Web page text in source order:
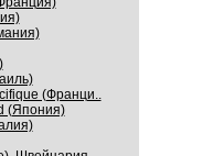
(Франци..
(Япония)